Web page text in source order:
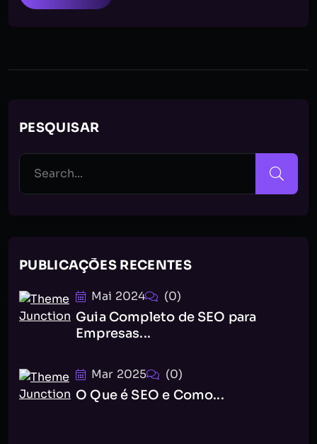
PESQUISAR
PUBLICAÇÕES RECENTES
Mai 2024 (0)
Guia Completo de SEO para
Empresas...
Mar 2025 (0)
O Que é SEO e Como...